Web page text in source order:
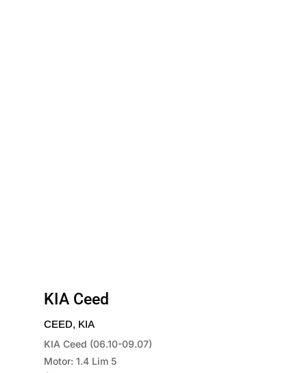
KIA Ceed
CEED, KIA
KIA Ceed (06.10-09.07)
Motor: 1.4 Lim 5